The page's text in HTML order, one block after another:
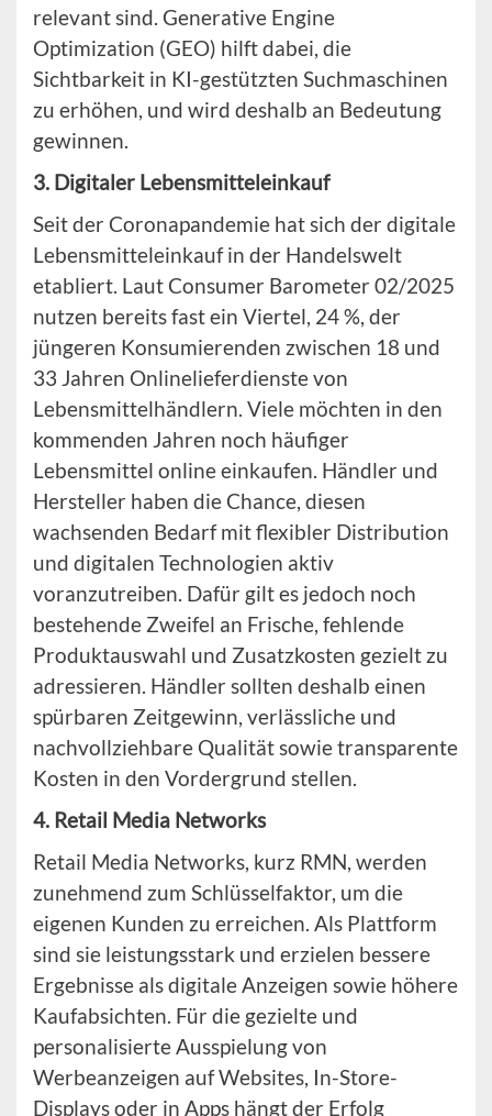
relevant sind. Generative Engine
Optimization (GEO) hilft dabei, die
Sichtbarkeit in KI-gestützten Suchmaschinen
zu erhöhen, und wird deshalb an Bedeutung
gewinnen.
3. Digitaler Lebensmitteleinkauf
Seit der Coronapandemie hat sich der digitale
Lebensmitteleinkauf in der Handelswelt
etabliert. Laut Consumer Barometer 02/2025
nutzen bereits fast ein Viertel, 24 %, der
jüngeren Konsumierenden zwischen 18 und
33 Jahren Onlinelieferdienste von
Lebensmittelhändlern. Viele möchten in den
kommenden Jahren noch häufiger
Lebensmittel online einkaufen. Händler und
Hersteller haben die Chance, diesen
wachsenden Bedarf mit flexibler Distribution
und digitalen Technologien aktiv
voranzutreiben. Dafür gilt es jedoch noch
bestehende Zweifel an Frische, fehlende
Produktauswahl und Zusatzkosten gezielt zu
adressieren. Händler sollten deshalb einen
spürbaren Zeitgewinn, verlässliche und
nachvollziehbare Qualität sowie transparente
Kosten in den Vordergrund stellen.
4. Retail Media Networks
Retail Media Networks, kurz RMN, werden
zunehmend zum Schlüsselfaktor, um die
eigenen Kunden zu erreichen. Als Plattform
sind sie leistungsstark und erzielen bessere
Ergebnisse als digitale Anzeigen sowie höhere
Kaufabsichten. Für die gezielte und
personalisierte Ausspielung von
Werbeanzeigen auf Websites, In-Store-
Displays oder in Apps hängt der Erfolg